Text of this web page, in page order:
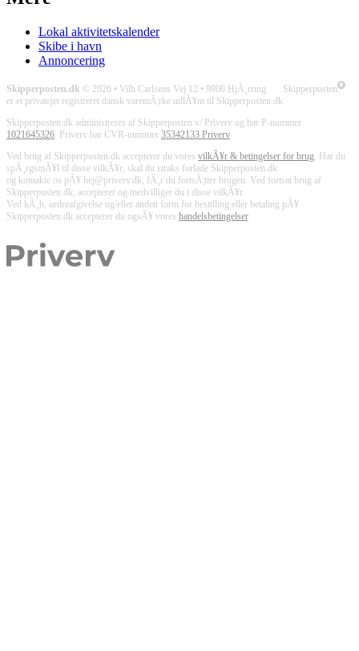
Lokal aktivitetskalender
Skibe i havn
Annoncering
Skipperposten.dk © 2026 • Vilh Carlsens Vej 12 • 9800 HjÃ¸rring Skipperposten
er et privatejet registreret dansk varemÃ¦rke udlÃ¥nt til Skipperposten.dk
Skipperposten.dk administreres af Skipperposten v/ Priverv og har P-nummer
1021645326. Priverv har CVR-nummer 35342133 Priverv
Ved brug af Skipperposten.dk accepterer du vores vilkÃ¥r & betingelser for brug. Har du
spÃ¸rgsmÃ¥l til disse vilkÃ¥r, skal du straks forlade Skipperposten.dk
og kontakte os pÃ¥ hej@priverv.dk, fÃ¸r du fortsÃ¦tter brugen. Ved fortsat brug af
Skipperposten.dk, accepterer og medvilliger du i disse vilkÃ¥r.
Ved kÃ¸b, ordreafgivelse og/eller anden form for bestilling eller betaling pÃ¥
Skipperposten.dk accepterer du ogsÃ¥ vores handelsbetingelser.